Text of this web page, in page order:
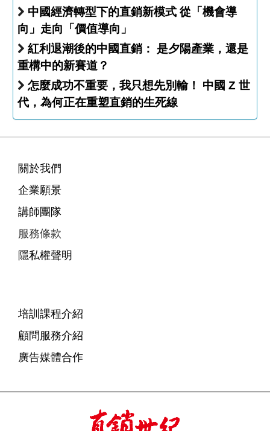
中國經濟轉型下的直銷新模式 從「機會導
向」走向「價值導向」
紅利退潮後的中國直銷： 是夕陽產業，還是
重構中的新賽道？
怎麼成功不重要，我只想先別輸！ 中國 Z 世
代，為何正在重塑直銷的生死線
關於我們
企業願景
講師團隊
服務條款
隱私權聲明
培訓課程介紹
顧問服務介紹
廣告媒體合作